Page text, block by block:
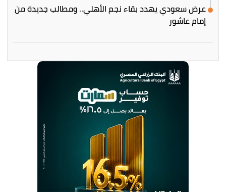
عرض سعودي يهدد بقاء نجم الأهلي.. ومطالب جديدة من
إمام عاشور